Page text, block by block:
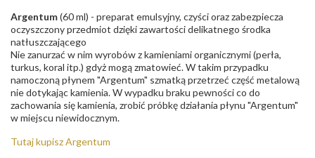
Argentum(60 ml) - preparat emulsyjny, czyści oraz zabezpiecza
oczyszczony przedmiot dzięki zawartości delikatnego środka
natłuszczającego
Nie zanurzać w nim wyrobów z kamieniami organicznymi (perła,
turkus, koral itp.) gdyż mogą zmatowieć. W takim przypadku
namoczoną płynem "Argentum" szmatką przetrzeć część metalową
nie dotykając kamienia. W wypadku braku pewności co do
zachowania się kamienia, zrobić próbkę działania płynu "Argentum"
w miejscu niewidocznym.
Tutaj kupisz Argentum